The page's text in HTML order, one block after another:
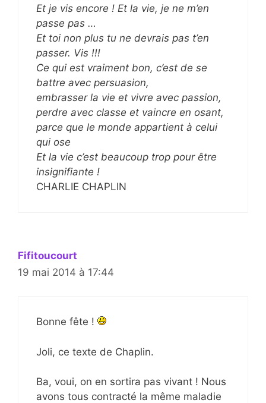
Et je vis encore ! Et la vie, je ne m’en
passe pas …
Et toi non plus tu ne devrais pas t’en
passer. Vis !!!
Ce qui est vraiment bon, c’est de se
battre avec persuasion,
embrasser la vie et vivre avec passion,
perdre avec classe et vaincre en osant,
parce que le monde appartient à celui
qui ose
Et la vie c’est beaucoup trop pour être
insignifiante !
CHARLIE CHAPLIN
Fifitoucourt
19 mai 2014 à 17:44
Bonne fête !
Joli, ce texte de Chaplin.
Ba, voui, on en sortira pas vivant ! Nous
avons tous contracté la même maladie